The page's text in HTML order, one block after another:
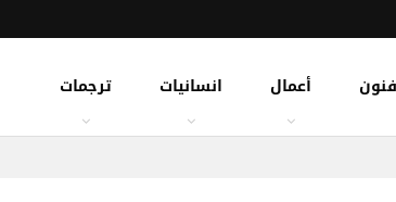
أعمال انسانيات ترجمات